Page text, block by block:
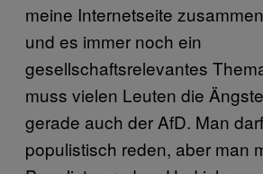
meine Internetseite
und es immer noch ein
gesellschaftsrelevantes
muss vielen Leuten die
gerade auch der AfD. Man
populistisch reden, aber man